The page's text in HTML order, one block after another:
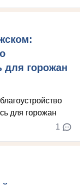
для горожан
1